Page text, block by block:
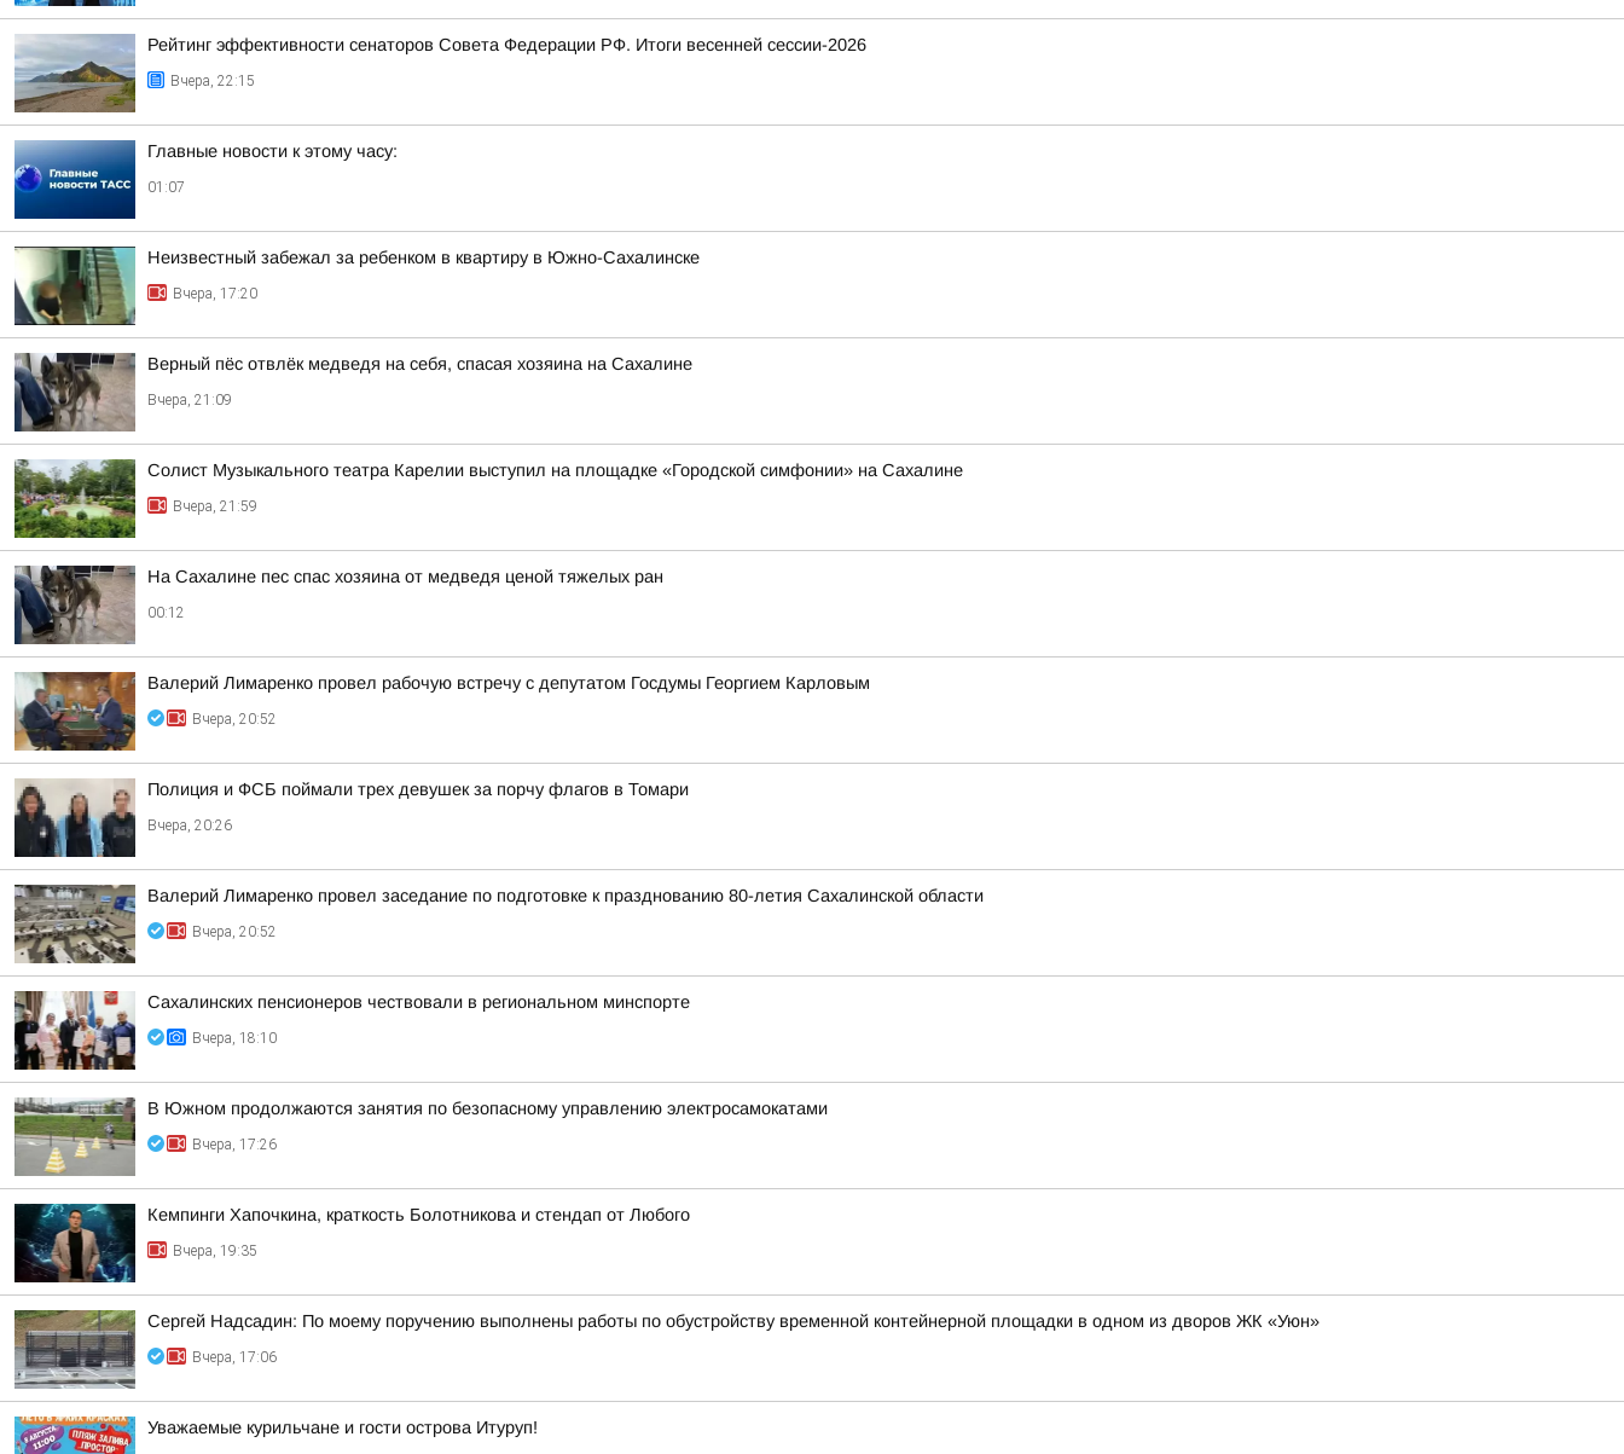
Рейтинг эффективности сенаторов Совета Федерации РФ. Итоги весенней сессии-2026
Вчера, 22:15
Главные новости к этому часу:
01:07
Неизвестный забежал за ребенком в квартиру в Южно-Сахалинске
Вчера, 17:20
Верный пёс отвлёк медведя на себя, спасая хозяина на Сахалине
Вчера, 21:09
Солист Музыкального театра Карелии выступил на площадке «Городской симфонии» на Сахалине
Вчера, 21:59
На Сахалине пес спас хозяина от медведя ценой тяжелых ран
00:12
Валерий Лимаренко провел рабочую встречу с депутатом Госдумы Георгием Карловым
Вчера, 20:52
Полиция и ФСБ поймали трех девушек за порчу флагов в Томари
Вчера, 20:26
Валерий Лимаренко провел заседание по подготовке к празднованию 80-летия Сахалинской области
Вчера, 20:52
Сахалинских пенсионеров чествовали в региональном минспорте
Вчера, 18:10
В Южном продолжаются занятия по безопасному управлению электросамокатами
Вчера, 17:26
Кемпинги Хапочкина, краткость Болотникова и стендап от Любого
Вчера, 19:35
Сергей Надсадин: По моему поручению выполнены работы по обустройству временной контейнерной площадки в одном из дворов ЖК «Уюн»
Вчера, 17:06
Уважаемые курильчане и гости острова Итуруп!